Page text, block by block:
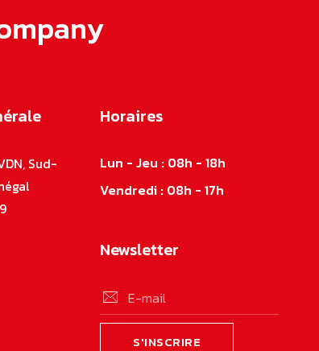
Sud-
Horaires
Lun - Jeu : 08h - 18h
Vendredi : 08h - 17h
Newsletter